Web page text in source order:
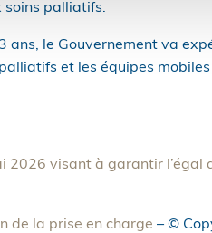
soins palliatifs.
ans, le Gouvernement va
et les équipes
2026 visant à garantir l’égal
de la prise en charge – ©